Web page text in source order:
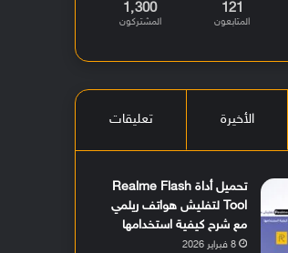
121
المتابعون
1٬300
المشتركون
الأخيرة تعليقات
تحميل أداة Realme Flash
Tool لتفليش هواتف ريلمي
مع شرح كيفية استخدامها
8 فبراير 2026